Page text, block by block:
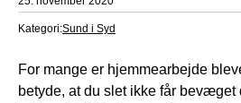
Kategori:Sund i Syd
For mange er hjemmearbejde
betyde, at du slet ikke får bevæget